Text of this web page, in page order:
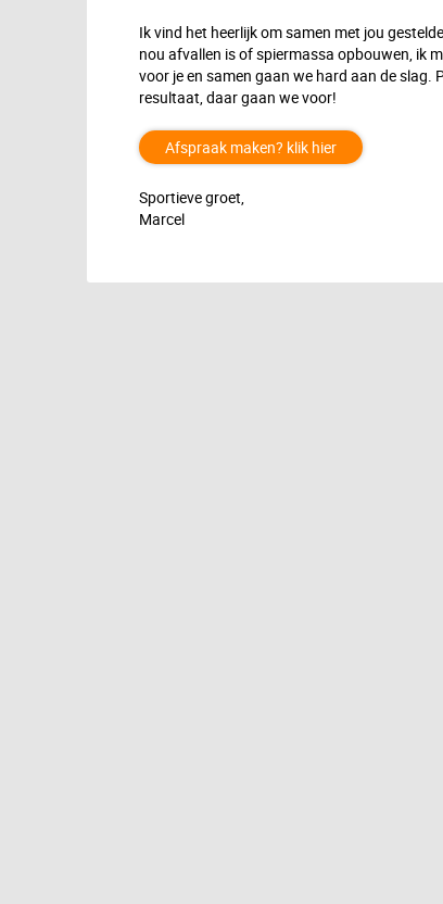
Ik vind het heerlijk om samen met jou
nou afvallen is of spiermassa opbouwen, ik
voor je en samen gaan we hard aan de slag.
resultaat, daar gaan we voor!
Afspraak maken? klik hier
Sportieve groet,
Marcel